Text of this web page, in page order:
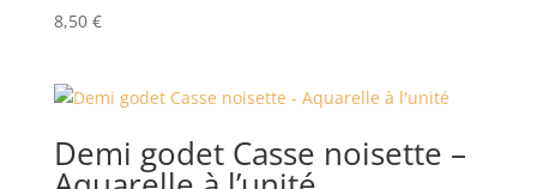
8,50 €
Demi godet Casse noisette –